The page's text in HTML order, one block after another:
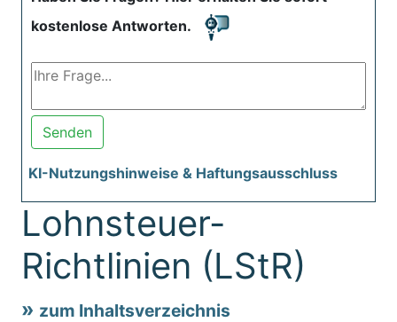
kostenlose Antworten.
Senden
KI-Nutzungshinweise & Haftungsausschluss
Lohnsteuer-
Richtlinien (LStR)
zum Inhaltsverzeichnis